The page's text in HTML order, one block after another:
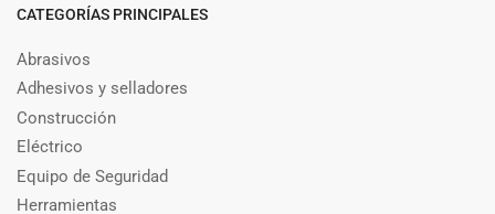
CATEGORÍAS PRINCIPALES
Abrasivos
Adhesivos y selladores
Construcción
Eléctrico
Equipo de Seguridad
Herramientas